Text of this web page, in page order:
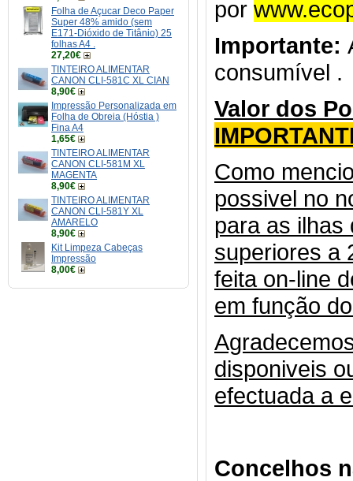
Folha de Açucar Deco Paper
Super 48% amido (sem
E171-Dióxido de Titânio) 25
folhas A4 .
27,20€
TINTEIRO ALIMENTAR
CANON CLI-581C XL CIAN
8,90€
Impressão Personalizada em
Folha de Obreia (Hóstia )
Fina A4
1,65€
TINTEIRO ALIMENTAR
CANON CLI-581M XL
MAGENTA
8,90€
TINTEIRO ALIMENTAR
CANON CLI-581Y XL
AMARELO
8,90€
Kit Limpeza Cabeças
Impressão
8,00€
por
Importante:
consumível .
Valor dos
Como
possivel no
para as ilhas
superiores a
feita on-line
em função
disponiveis
efectuada a
Concelhos